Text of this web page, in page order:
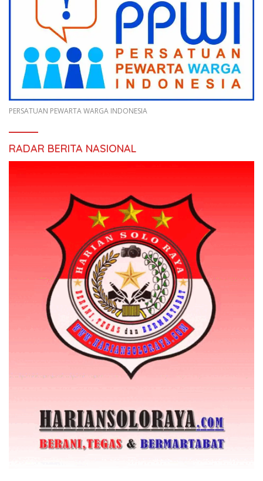
PERSATUAN PEWARTA WARGA INDONESIA
RADAR BERITA NASIONAL